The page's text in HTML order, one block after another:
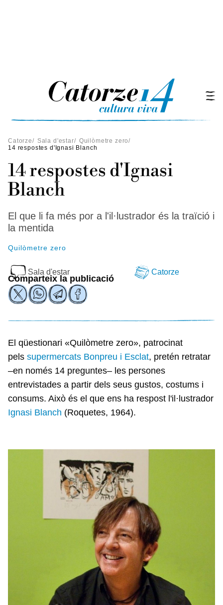
Catorze/ Sala d'estar/ Quilòmetre zero/
14 respostes d'Ignasi Blanch
14 respostes d'Ignasi
Blanch
El que li fa més por a l'il·lustrador és la traïció i
la mentida
Quilòmetre zero
Sala d'estar Catorze
Comparteix la publicació
El qüestionari «Quilòmetre zero», patrocinat
pels supermercats Bonpreu i Esclat, pretén retratar
–en només 14 preguntes– les persones
entrevistades a partir dels seus gustos, costums i
consums. Això és el que ens ha respost l'il·lustrador
Ignasi Blanch (Roquetes, 1964).